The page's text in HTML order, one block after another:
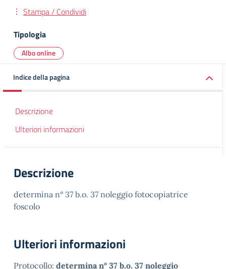
Stampa / Condividi
Tipologia
Albo online
Indice della pagina
Descrizione
Ulteriori informazioni
Descrizione
determina n° 37 b.o. 37 noleggio fotocopiatrice
foscolo
Ulteriori informazioni
Protocollo: determina n° 37 b.o. 37 noleggio